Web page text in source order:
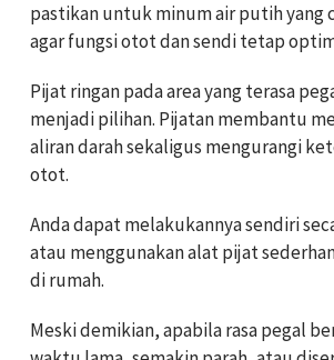
pastikan untuk minum air putih yang
agar fungsi otot dan sendi tetap
Pijat ringan pada area yang terasa
menjadi pilihan. Pijatan membantu
aliran darah sekaligus mengurangi
otot.
Anda dapat melakukannya sendiri
atau menggunakan alat pijat
di rumah.
Meski demikian, apabila rasa pegal